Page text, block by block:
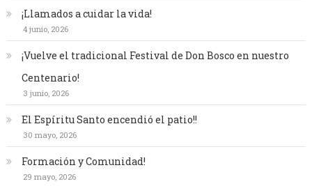
¡Llamados a cuidar la vida!
4 junio, 2026
¡Vuelve el tradicional Festival de Don Bosco en nuestro
Centenario!
3 junio, 2026
El Espíritu Santo encendió el patio!!
30 mayo, 2026
Formación y Comunidad!
29 mayo, 2026